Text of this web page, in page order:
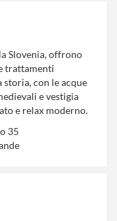
Slovenia, offrono
trattamenti
storia, con le acque
e vestigia
e relax moderno.
35